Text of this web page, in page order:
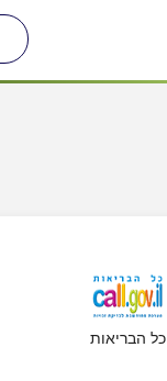
כל הבריאות